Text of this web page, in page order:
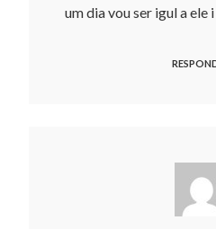
um dia vou ser igul a ele